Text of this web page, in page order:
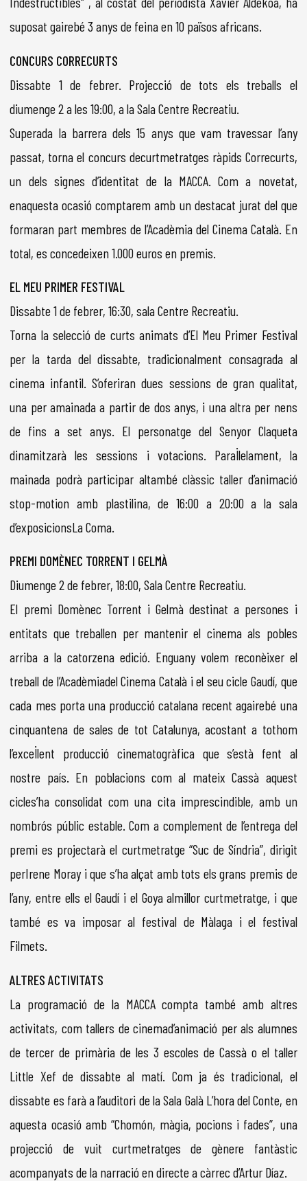
suposat gairebé 3 anys de feina en 10 països africans.
CONCURS CORRECURTS
Dissabte 1 de febrer. Projecció de tots els treballs el
diumenge 2 a les 19:00, a la Sala Centre Recreatiu.
Superada la barrera dels 15 anys que vam travessar l’any
passat, torna el concurs decurtmetratges ràpids Correcurts,
un dels signes d’identitat de la MACCA. Com a novetat,
enaquesta ocasió comptarem amb un destacat jurat del que
formaran part membres de l’Acadèmia del Cinema Català. En
total, es concedeixen 1.000 euros en premis.
EL MEU PRIMER FESTIVAL
Dissabte 1 de febrer, 16:30, sala Centre Recreatiu.
Torna la selecció de curts animats d’El Meu Primer Festival
per la tarda del dissabte, tradicionalment consagrada al
cinema infantil. S’oferiran dues sessions de gran qualitat,
una per amainada a partir de dos anys, i una altra per nens
de fins a set anys. El personatge del Senyor Claqueta
dinamitzarà les sessions i votacions. Paral·lelament, la
mainada podrà participar altambé clàssic taller d’animació
stop-motion amb plastilina, de 16:00 a 20:00 a la sala
d’exposicionsLa Coma.
PREMI DOMÈNEC TORRENT I GELMÀ
Diumenge 2 de febrer, 18:00, Sala Centre Recreatiu.
El premi Domènec Torrent i Gelmà destinat a persones i
entitats que treballen per mantenir el cinema als pobles
arriba a la catorzena edició. Enguany volem reconèixer el
treball de l’Acadèmiadel Cinema Català i el seu cicle Gaudí, que
cada mes porta una producció catalana recent agairebé una
cinquantena de sales de tot Catalunya, acostant a tothom
l’excel·lent producció cinematogràfica que s’està fent al
nostre país. En poblacions com al mateix Cassà aquest
cicles’ha consolidat com una cita imprescindible, amb un
nombrós públic estable. Com a complement de l’entrega del
premi es projectarà el curtmetratge “Suc de Síndria”, dirigit
perIrene Moray i que s’ha alçat amb tots els grans premis de
l’any, entre ells el Gaudí i el Goya almillor curtmetratge, i que
també es va imposar al festival de Màlaga i el festival
Filmets.
ALTRES ACTIVITATS
La programació de la MACCA compta també amb altres
activitats, com tallers de cinemad’animació per als alumnes
de tercer de primària de les 3 escoles de Cassà o el taller
Little Xef de dissabte al matí. Com ja és tradicional, el
dissabte es farà a l’auditori de la Sala Galà L’hora del Conte, en
aquesta ocasió amb “Chomón, màgia, pocions i fades”, una
projecció de vuit curtmetratges de gènere fantàstic
acompanyats de la narració en directe a càrrec d’Artur Díaz.